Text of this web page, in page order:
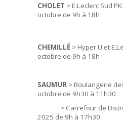
CHOLET > E.Leclerc Sud
octobre de 9h à 18h
CHEMILLÉ > Hyper U et
octobre de 9h à 18h
SAUMUR > Boulangerie
octobre de 9h30 à 11h30
> Carrefour de Distré
2025 de 9h à 17h30